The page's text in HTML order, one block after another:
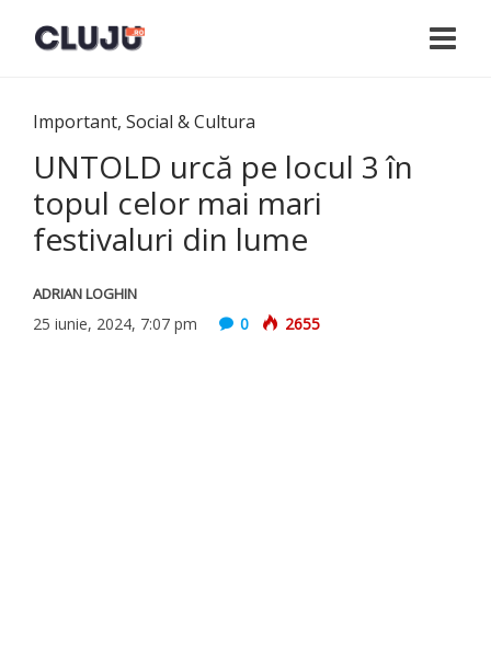
Important, Social & Cultura
UNTOLD urcă pe locul 3 în
topul celor mai mari
festivaluri din lume
ADRIAN LOGHIN
25 iunie, 2024, 7:07 pm 0 2655